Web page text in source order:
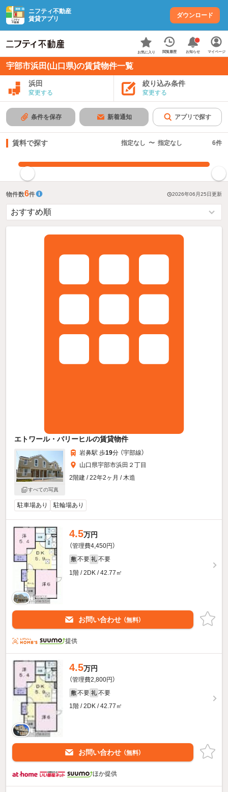
ニフティ不動産
賃貸アプリ
ダウンロード
お気に入り 閲覧履歴 お知らせ マイページ
宇部市浜田(山口県)の賃貸物件一覧
浜田
変更する
絞り込み条件
変更する
条件を保存 新着通知 アプリで探す
賃料で探す 指定なし 〜 指定なし 6件
物件数6件 2026年06月25日更新
エトワール・バリーヒルの賃貸物件
すべての写真
岩鼻駅 歩19分 （宇部線）
山口県宇部市浜田２丁目
2階建 / 22年2ヶ月 / 木造
駐車場あり 駐輪場あり
4.5万円
（管理費4,450円）
敷 不要 礼 不要
1階 / 2DK / 42.77㎡
お問い合わせ （無料）
提供
4.5万円
（管理費2,800円）
敷 不要 礼 不要
1階 / 2DK / 42.77㎡
お問い合わせ （無料）
ほか提供